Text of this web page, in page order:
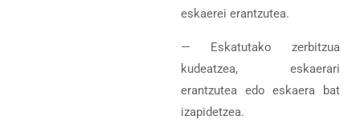
eskaerei erantzutea.
— Eskatutako zerbitzua
kudeatzea, eskaerari
erantzutea edo eskaera bat
izapidetzea.